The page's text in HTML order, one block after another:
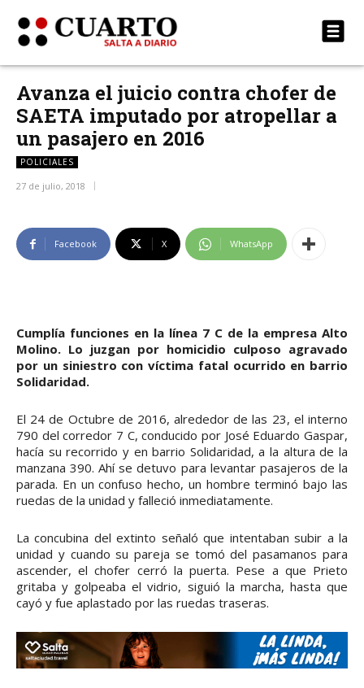
Avanza el juicio contra chofer de
SAETA imputado por atropellar a
un pasajero en 2016
POLICIALES
27 de julio, 2018
Facebook X WhatsApp
Cumplía funciones en la línea 7 C de la empresa Alto
Molino. Lo juzgan por homicidio culposo agravado
por un siniestro con víctima fatal ocurrido en barrio
Solidaridad.
El 24 de Octubre de 2016, alrededor de las 23, el interno
790 del corredor 7 C, conducido por José Eduardo Gaspar,
hacía su recorrido y en barrio Solidaridad, a la altura de la
manzana 390. Ahí se detuvo para levantar pasajeros de la
parada. En un confuso hecho, un hombre terminó bajo las
ruedas de la unidad y falleció inmediatamente.
La concubina del extinto señaló que intentaban subir a la
unidad y cuando su pareja se tomó del pasamanos para
ascender, el chofer cerró la puerta. Pese a que Prieto
gritaba y golpeaba el vidrio, siguió la marcha, hasta que
cayó y fue aplastado por las ruedas traseras.